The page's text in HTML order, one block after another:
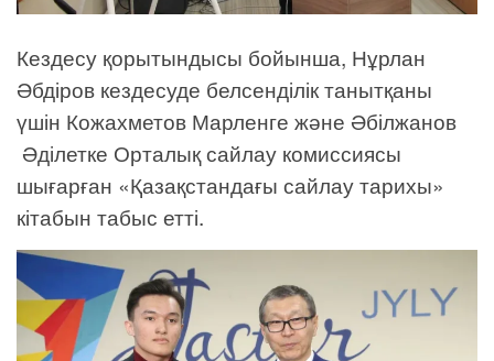
Кездесу қорытындысы бойынша, Нұрлан
Әбдіров кездесуде белсенділік танытқаны
үшін Кожахметов Марленге және Әбілжанов
Әділетке Орталық сайлау комиссиясы
шығарған «Қазақстандағы сайлау тарихы»
кітабын табыс етті.